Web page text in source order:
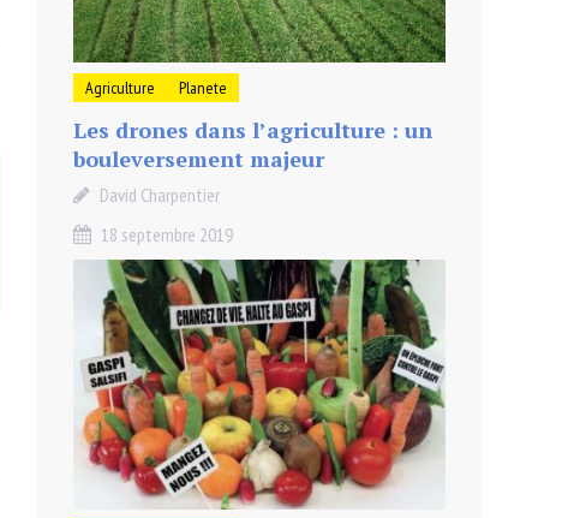
Agriculture Planete
Les drones dans l’agriculture : un
bouleversement majeur
David Charpentier
18 septembre 2019